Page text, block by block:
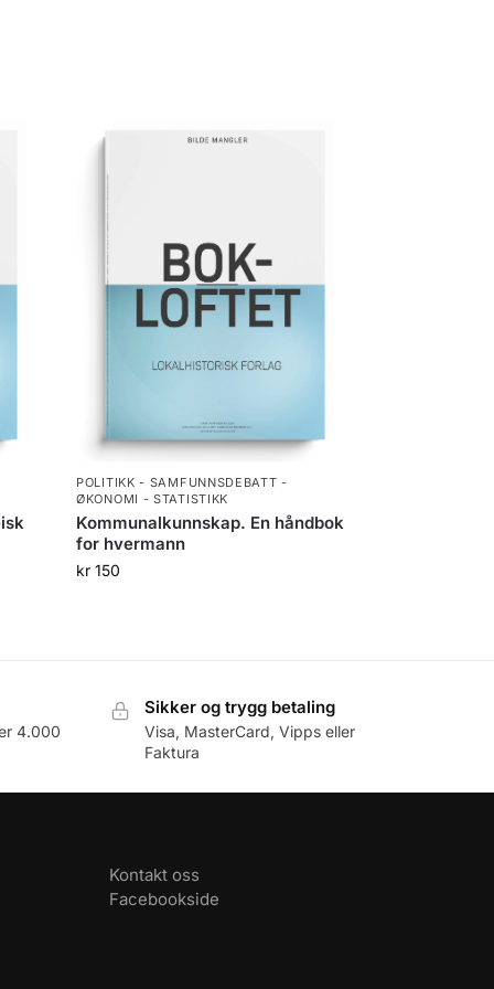
POLITIKK - SAMFUNNSDEBATT -
ØKONOMI - STATISTIKK
Kommunalkunnskap. En håndbok
for hvermann
kr 150
4.000
Sikker og trygg betaling
Visa, MasterCard, Vipps eller
Faktura
Kontakt oss
Facebookside